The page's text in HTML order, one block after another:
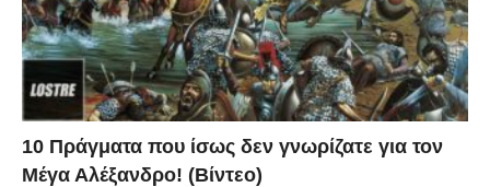
10 Πράγματα που ίσως δεν γνωρίζατε για τον
Μέγα Αλέξανδρο! (Βίντεο)